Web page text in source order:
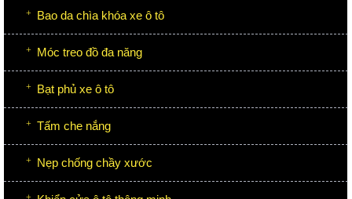
Bao da chìa khóa xe ô tô
Móc treo đồ đa năng
Bạt phủ xe ô tô
Tấm che nắng
Nẹp chống chầy xước